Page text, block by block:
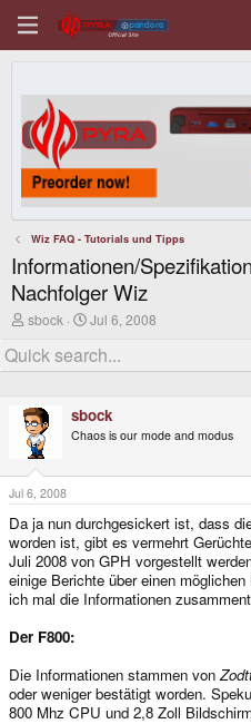
Wiz FAQ - Tutorials und Tipps
Informationen/
Nachfolger Wiz
T
r
e
d
s
t
a
t
e
r
sbock
S
a
r
a
t
Jul 6, 2008
sbock
Chaos is our mode and modus
Jul 6, 2008
Da ja nun durchgesickert ist, dass
worden ist, gibt es vermehrt
Juli 2008 von GPH vorgestellt
einige Berichte über einen
ich mal die Informationen
Der F800:
Die Informationen stammen von
oder weniger bestätigt worden.
800 Mhz CPU und 2,8 Zoll